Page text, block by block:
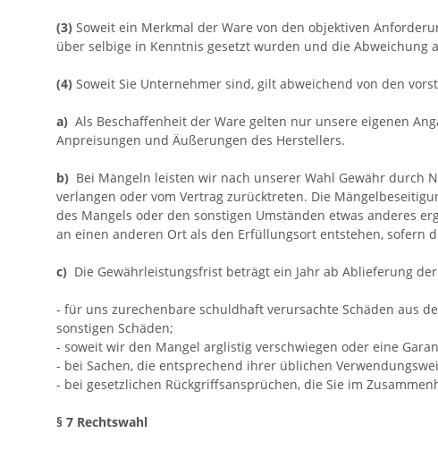
(3) Soweit ein Merkmal der Ware von den objektiven
über selbige in Kenntnis gesetzt wurden und die
(4) Soweit Sie Unternehmer sind, gilt abweichend von den
a) Als Beschaffenheit der Ware gelten nur unsere eigenen
Anpreisungen und Äußerungen des Herstellers.
b) Bei Mängeln leisten wir nach unserer Wahl Gewähr durch
verlangen oder vom Vertrag zurücktreten. Die
des Mangels oder den sonstigen Umständen etwas anderes
an einen anderen Ort als den Erfüllungsort entstehen, sofern
c) Die Gewährleistungsfrist beträgt ein Jahr ab Ablieferung
- für uns zurechenbare schuldhaft verursachte Schäden aus
sonstigen Schäden;
- soweit wir den Mangel arglistig verschwiegen oder eine
- bei Sachen, die entsprechend ihrer üblichen
- bei gesetzlichen Rückgriffsansprüchen, die Sie im
§ 7 Rechtswahl